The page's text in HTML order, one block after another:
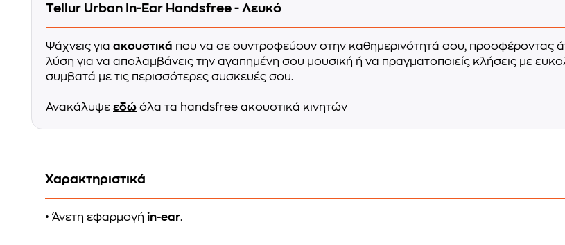
Tellur Urban In-Ear Handsfree - Λευκό
Ψάχνεις για ακουστικά που να σε συντροφεύουν στην καθημερινότητά σου, προσφέροντας
λύση για να απολαμβάνεις την αγαπημένη σου μουσική ή να πραγματοποιείς κλήσεις με
συμβατά με τις περισσότερες συσκευές σου.
Ανακάλυψε εδώ όλα τα handsfree ακουστικά κινητών
Χαρακτηριστικά
• Άνετη εφαρμογή in-ear.